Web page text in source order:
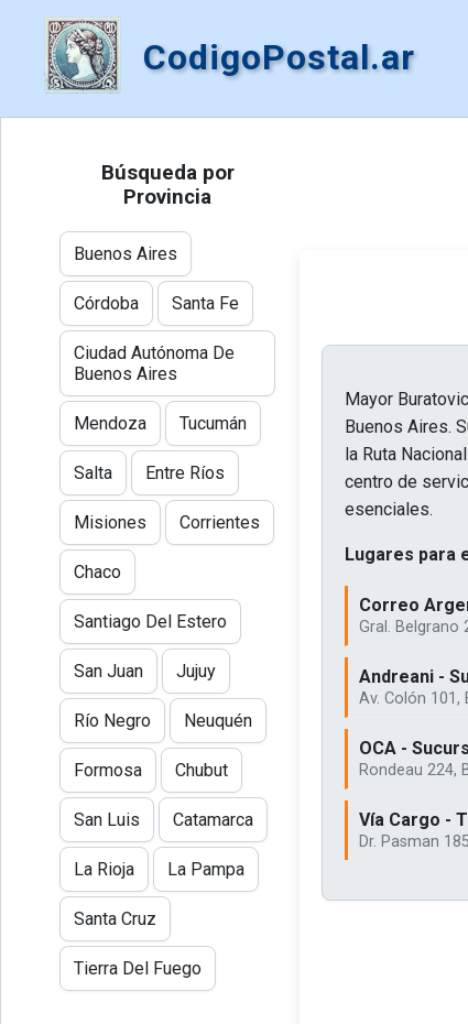
CodigoPostal.ar
Mayor
Buenos Aires.
la Ruta
centro de
esenciales.
Lugares para
Correo
Gral. Belgrano
Andreani -
Av. Colón 101,
OCA -
Rondeau 224,
Vía Cargo -
Dr. Pasman
Búsqueda por
Provincia
Buenos Aires
Córdoba Santa Fe
Ciudad Autónoma De
Buenos Aires
Mendoza Tucumán
Salta Entre Ríos
Misiones Corrientes
Chaco
Santiago Del Estero
San Juan Jujuy
Río Negro Neuquén
Formosa Chubut
San Luis Catamarca
La Rioja La Pampa
Santa Cruz
Tierra Del Fuego